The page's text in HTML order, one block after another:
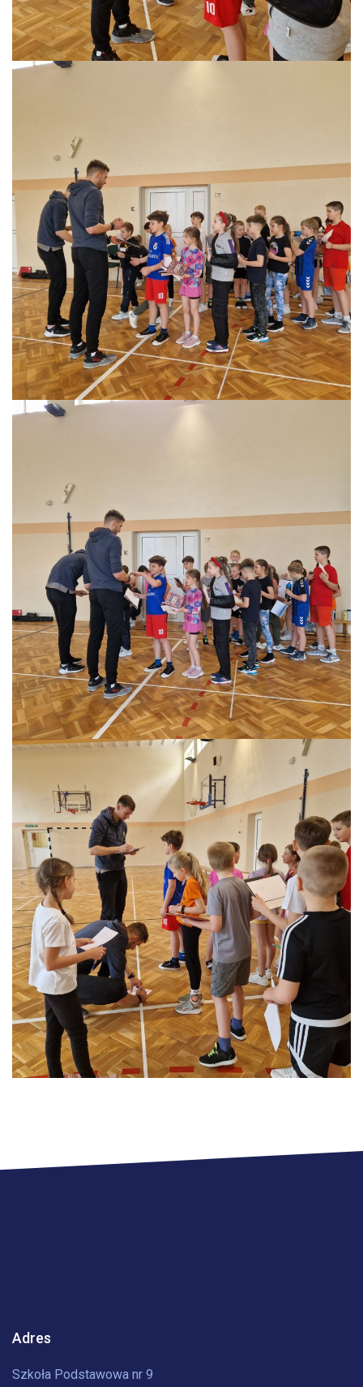
Adres
Szkoła Podstawowa nr 9